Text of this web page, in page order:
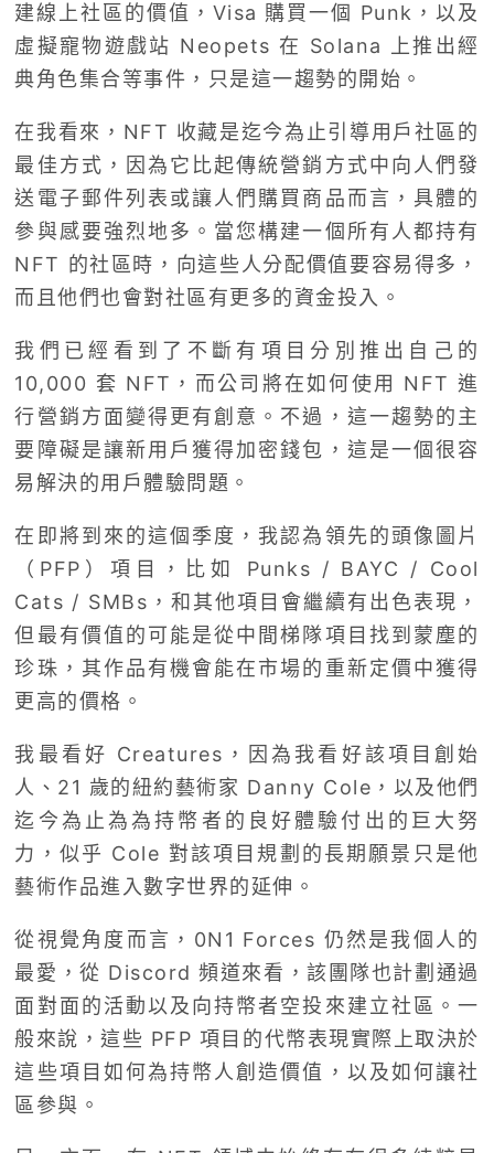
建線上社區的價值，Visa 購買一個 Punk，以及
虛擬寵物遊戲站 Neopets 在 Solana 上推出經
典角色集合等事件，只是這一趨勢的開始。
在我看來，NFT 收藏是迄今為止引導用戶社區的
最佳方式，因為它比起傳統營銷方式中向人們發
送電子郵件列表或讓人們購買商品而言，具體的
參與感要強烈地多。當您構建一個所有人都持有
NFT 的社區時，向這些人分配價值要容易得多，
而且他們也會對社區有更多的資金投入。
我們已經看到了不斷有項目分別推出自己的
10,000 套 NFT，而公司將在如何使用 NFT 進
行營銷方面變得更有創意。不過，這一趨勢的主
要障礙是讓新用戶獲得加密錢包，這是一個很容
易解決的用戶體驗問題。
在即將到來的這個季度，我認為領先的頭像圖片
（PFP）項目，比如 Punks / BAYC / Cool
Cats / SMBs，和其他項目會繼續有出色表現，
但最有價值的可能是從中間梯隊項目找到蒙塵的
珍珠，其作品有機會能在市場的重新定價中獲得
更高的價格。
我最看好 Creatures，因為我看好該項目創始
人、21 歲的紐約藝術家 Danny Cole，以及他們
迄今為止為為持幣者的良好體驗付出的巨大努
力，似乎 Cole 對該項目規劃的長期願景只是他
藝術作品進入數字世界的延伸。
從視覺角度而言，0N1 Forces 仍然是我個人的
最愛，從 Discord 頻道來看，該團隊也計劃通過
面對面的活動以及向持幣者空投來建立社區。一
般來說，這些 PFP 項目的代幣表現實際上取決於
這些項目如何為持幣人創造價值，以及如何讓社
區參與。